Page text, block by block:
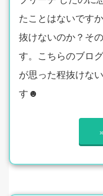
たことはないです
抜けないのか？そ
す。こちらのブロ
が思った程抜けな
す☻